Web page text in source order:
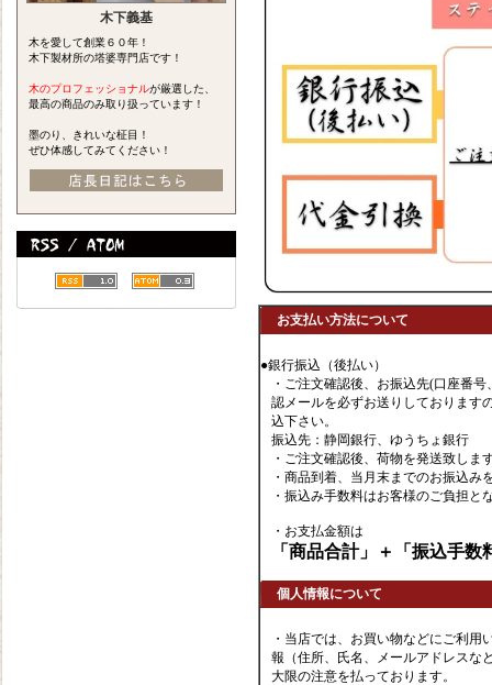
木下義基
木を愛して創業６０年！
木下製材所の塔婆専門店です！
木のプロフェッショナルが厳選した、
最高の商品のみ取り扱っています！
墨のり、きれいな柾目！
ぜひ体感してみてください！
お支払い方法について
●銀行振込（後払い）
・ご注文確認後、お振込先(口座番
認メールを必ずお送りしております
込下さい。
振込先：静岡銀行、ゆうちょ銀行
・ご注文確認後、荷物を発送致しま
・商品到着、当月末までのお振込み
・振込み手数料はお客様のご負担と
・お支払金額は
「商品合計」＋「振込手数
個人情報について
・当店では、お買い物などにご利用
報（住所、氏名、メールアドレスな
大限の注意を払っております。